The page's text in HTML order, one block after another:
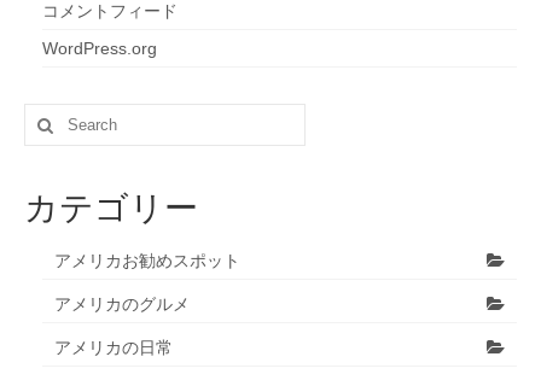
コメントフィード
WordPress.org
Search
for:
カテゴリー
アメリカお勧めスポット
アメリカのグルメ
アメリカの日常